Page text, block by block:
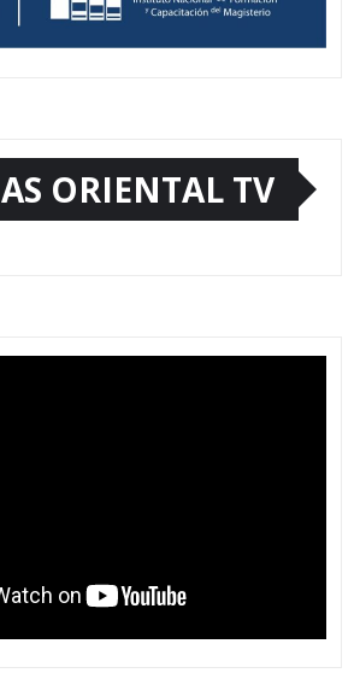
ORIENTAL TV